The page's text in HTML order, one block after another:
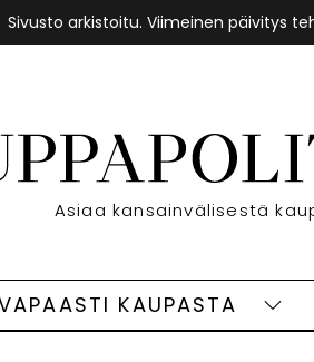
Sivusto arkistoitu. Viimeinen päivitys
Etusivu
Asiaa kansainvälisestä
KAUPASTA